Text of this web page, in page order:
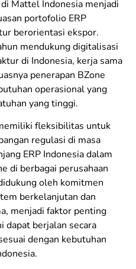
Mattel Indonesia menjadi
portofolio ERP
berorientasi ekspor.
mendukung digitalisasi
di Indonesia, kerja sama
penerapan BZone
operasional yang
yang tinggi.
fleksibilitas untuk
regulasi di masa
ERP Indonesia dalam
di berbagai perusahaan
oleh komitmen
berkelanjutan dan
menjadi faktor penting
dapat berjalan secara
dengan kebutuhan